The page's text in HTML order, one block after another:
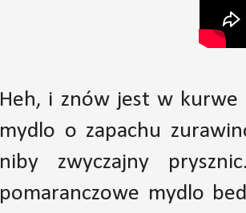
Heh, i znów jest w kurwe
mydlo o zapachu
niby zwyczajny
pomaranczowe mydlo